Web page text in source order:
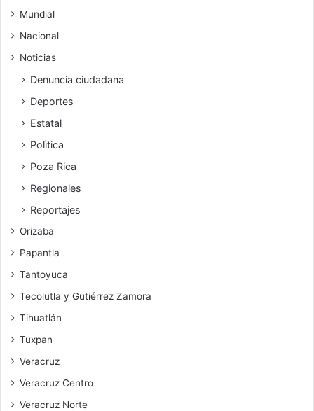
Mundial
Nacional
Noticias
Denuncia ciudadana
Deportes
Estatal
Polìtica
Poza Rica
Regionales
Reportajes
Orizaba
Papantla
Tantoyuca
Tecolutla y Gutiérrez Zamora
Tihuatlán
Tuxpan
Veracruz
Veracruz Centro
Veracruz Norte